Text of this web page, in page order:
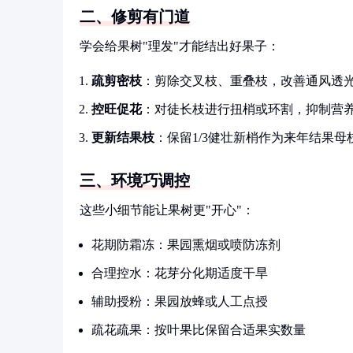
二、修剪有门道
学会给果树"理发"才能结出好果子：
疏剪密枝 ：剪除交叉枝、重叠枝，改善通风透
控旺促花：对徒长枝进行扭梢或环割，抑制营
更新结果枝 ：保留1/3健壮新梢作为来年结果母
三、环境巧调控
这些小细节能让果树更"开心"：
花期防霜冻：果园熏烟或喷防冻剂
合理控水：花芽分化期适度干旱
辅助授粉：果园放蜂或人工点授
疏花疏果：按叶果比保留合适果实数量